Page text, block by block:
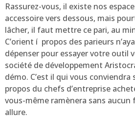
Rassurez-vous, il existe nos
accessoire vers dessous, mais
lâcher, il faut mettre ce pari, au
C’orient í propos des parieurs
dépenser pour essayer votre outil
société de développement
démo. C’est il qui vous conviendra
propos du chefs d’entreprise
vous-même ramènera sans
allure.